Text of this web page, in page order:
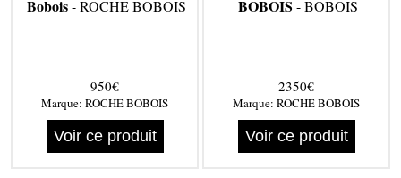
Bobois- ROCHE BOBOIS
950€
Marque: ROCHE BOBOIS
Voir ce produit
BOBOIS - BOBOIS
2350€
Marque: ROCHE BOBOIS
Voir ce produit